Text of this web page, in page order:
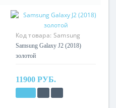
Код товара: Samsung
Galaxy J2 (2018)
Samsung Galaxy J2 (2018)
золотой
11900 РУБ.